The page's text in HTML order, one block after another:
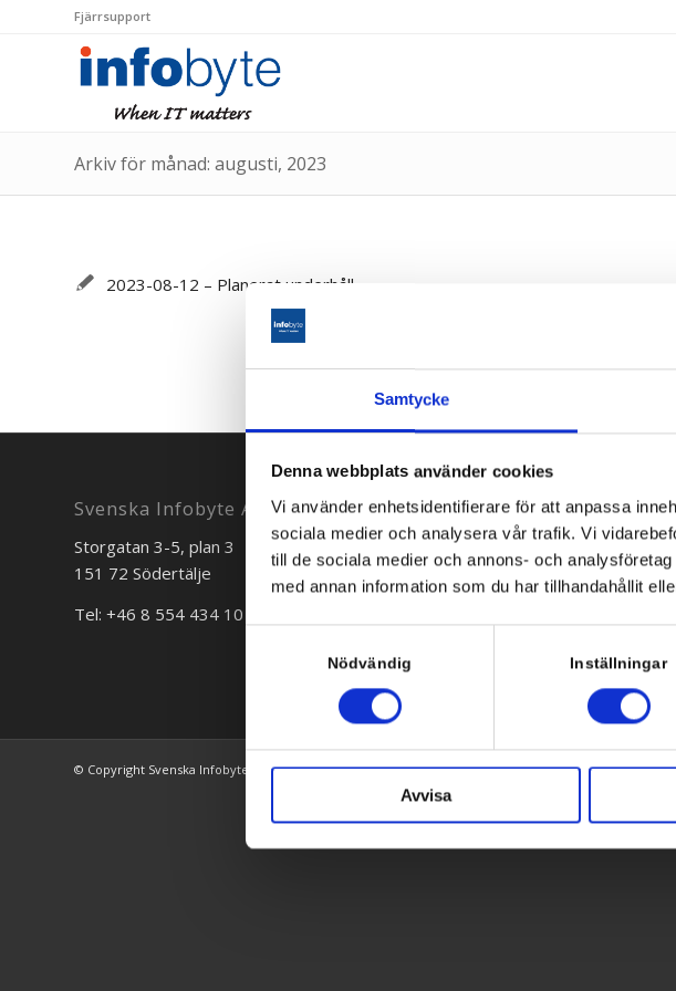
Samtycke
Denna webbplats använder cookies
Vi använder enhetsidentifierare för att anpassa
sociala medier och analysera vår trafik. Vi
till de sociala medier och annons- och
med annan information som du har tillhandahållit
Nödvändig Inställningar
Avvisa
Fjärrsupport
Arkiv för månad: augusti, 2023
2023-08-12 – Planerat underhåll
Svenska Infobyte AB
Storgatan 3-5, plan 3
151 72 Södertälje
Tel: +46 8 554 434 10
Bredgränd 2
111 30 Stockholm
© Copyright Svenska Infobyte AB 1996-2026